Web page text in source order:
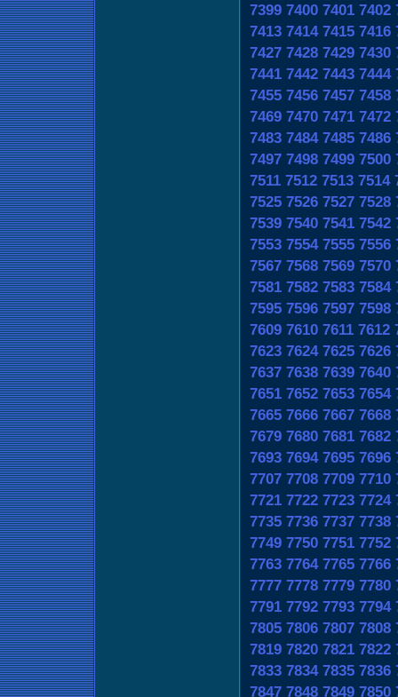
7399 7400 7401 7402
7413 7414 7415 7416
7427 7428 7429 7430
7441 7442 7443 7444
7455 7456 7457 7458
7469 7470 7471 7472
7483 7484 7485 7486
7497 7498 7499 7500
7511 7512 7513 7514
7525 7526 7527 7528
7539 7540 7541 7542
7553 7554 7555 7556
7567 7568 7569 7570
7581 7582 7583 7584
7595 7596 7597 7598
7609 7610 7611 7612
7623 7624 7625 7626
7637 7638 7639 7640
7651 7652 7653 7654
7665 7666 7667 7668
7679 7680 7681 7682
7693 7694 7695 7696
7707 7708 7709 7710
7721 7722 7723 7724
7735 7736 7737 7738
7749 7750 7751 7752
7763 7764 7765 7766
7777 7778 7779 7780
7791 7792 7793 7794
7805 7806 7807 7808
7819 7820 7821 7822
7833 7834 7835 7836
7847 7848 7849 7850